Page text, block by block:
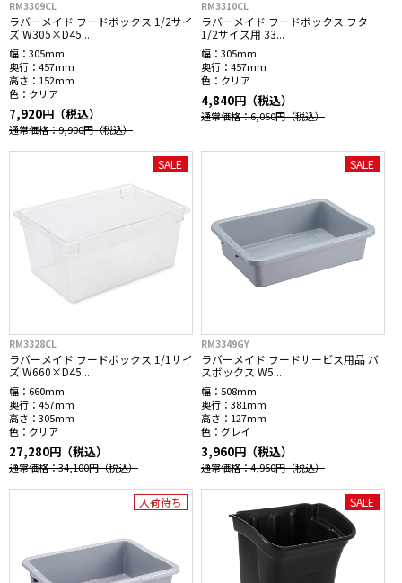
RM3309CL
ラバーメイド フードボックス 1/2サイ
ズ W305×D45...
幅： 305mm
奥行： 457mm
高さ： 152mm
色： クリア
7,920円（税込）
通常価格：9,900円（税込）
RM3310CL
ラバーメイド フードボックス フタ
1/2サイズ用 33...
幅： 305mm
奥行： 457mm
色： クリア
4,840円（税込）
通常価格：6,050円（税込）
SALE
RM3328CL
ラバーメイド フードボックス 1/1サイ
ズ W660×D45...
幅： 660mm
奥行： 457mm
高さ： 305mm
色： クリア
27,280円（税込）
通常価格：34,100円（税込）
SALE
RM3349GY
ラバーメイド フードサービス用品 バ
スボックス W5...
幅： 508mm
奥行： 381mm
高さ： 127mm
色： グレイ
3,960円（税込）
通常価格：4,950円（税込）
入荷待ち SALE